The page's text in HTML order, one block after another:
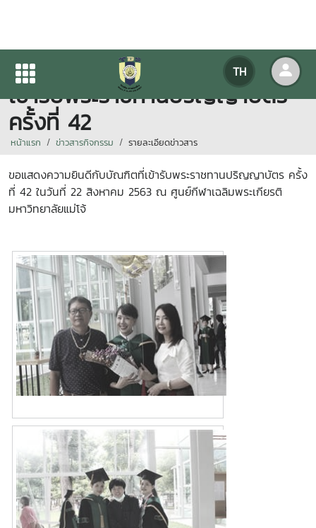
TH
ขอแสดงความยินดีกับบัณฑิตที่
เข้ารับพระราชทานปริญญาบัตร
ครั้งที่ 42
หน้าแรก ข่าวสารกิจกรรม รายละเอียดข่าวสาร
ขอแสดงความยินดีกับบัณฑิตที่เข้ารับพระราชทานปริญญาบัตร ครั้ง
ที่ 42 ในวันที่ 22 สิงหาคม 2563 ณ ศูนย์กีฬาเฉลิมพระเกียรติ
มหาวิทยาลัยแม่โจ้